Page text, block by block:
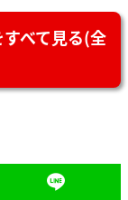
すべて見る(全